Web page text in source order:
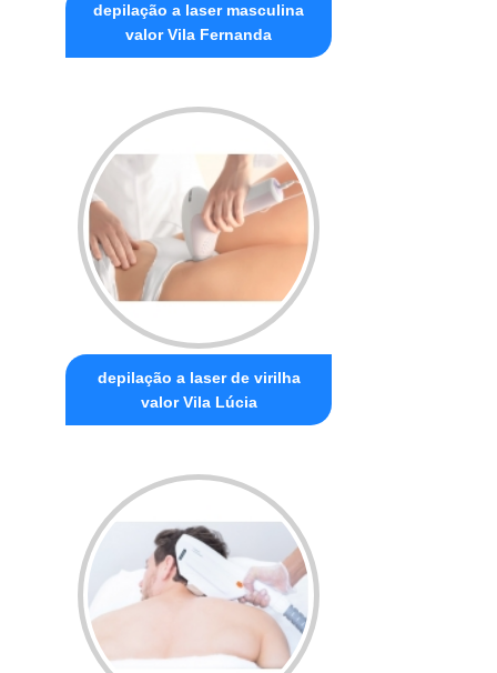
depilação a laser masculina
valor Vila Fernanda
depilação a laser de virilha
valor Vila Lúcia